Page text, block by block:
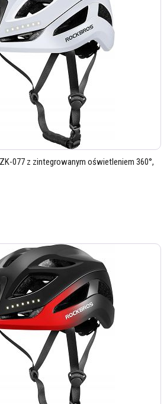
077 z zintegrowanym oświetleniem 360°,